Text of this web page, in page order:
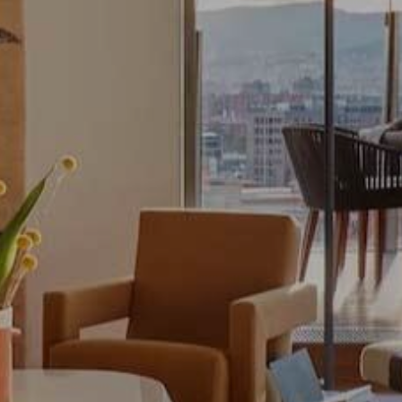
utilise ses propres cookies pour collecter des informations afin
nos services. Si vous continuez à naviguer, vous acceptez leur
a la possibilité de configurer son navigateur, pouvant, s'il le
le suivi et l'analyse du comportement des utilisateurs de ce site.
collectées via ce type de cookies sont utilisées pour mesurer
l'élaboration des profils de navigation des utilisateurs afin
basées sur l'analyse des données d'utilisation effectuée par les
du service. . Ils nous permettent de sauvegarder les informations
de l'utilisateur pour améliorer la qualité de nos services et offrir une
expérience grâce aux produits recommandés.
et Publicité
sont utilisés pour stocker des informations sur les préférences et
de l'utilisateur grâce à l'observation continue de ses habitudes de
Grâce à eux, nous pouvons connaître les habitudes de navigation
et afficher des publicités liées au profil de navigation de l'utilisateur.
Enregistrer les paramètres Tout accepter